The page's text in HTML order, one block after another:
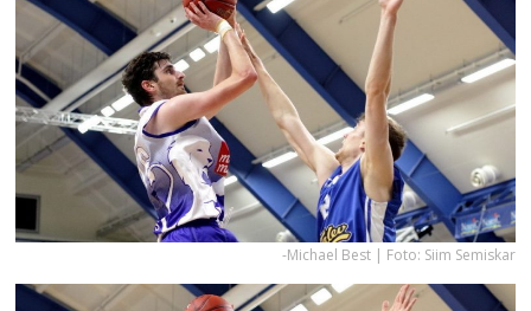
-Michael Best | Foto: Siim Semiskar